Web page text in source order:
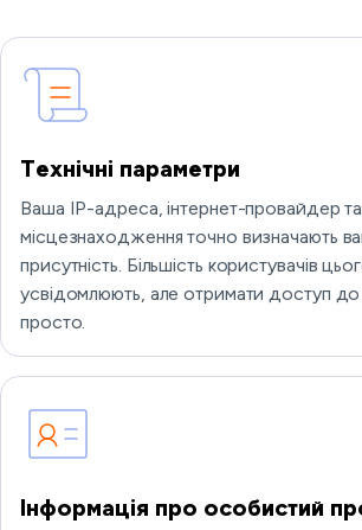
Технічні параметри
Ваша IP-адреса, інтернет-провайдер та
місцезнаходження точно визначають
присутність. Більшість користувачів
усвідомлюють, але отримати доступ до
просто.
Інформація про особистий